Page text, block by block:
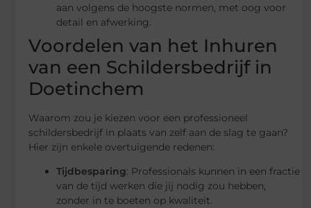
aan volgens de hoogste normen, met oog voor
detail en afwerking.
Voordelen van het Inhuren
van een Schildersbedrijf in
Doetinchem
Waarom zou je kiezen voor een professioneel
schildersbedrijf in plaats van zelf aan de slag te gaan?
Hier zijn enkele overtuigende redenen:
Tijdbesparing: Professionals kunnen in een fractie
van de tijd werken die jij nodig zou hebben,
zonder in te boeten op kwaliteit.